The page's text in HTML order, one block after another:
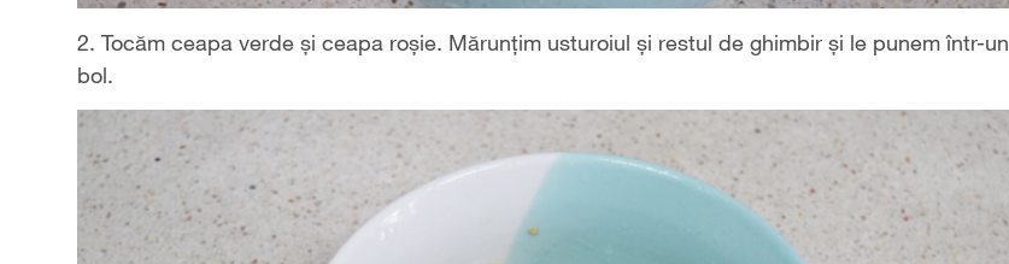
2. Tocăm ceapa verde și ceapa roșie. Mărunțim usturoiul și restul de ghimbir și le punem într-un
bol.